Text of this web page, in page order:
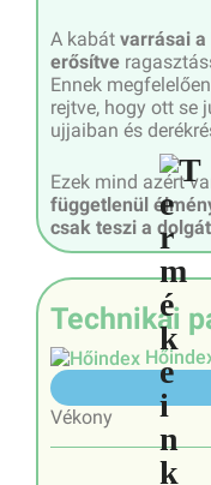
A kabát varrásai
erősítve
Ennek
rejtve, hogy ott se
ujjaiban és
Ezek mind azért
függetlenül
csak teszi a
Technikai
Vékony